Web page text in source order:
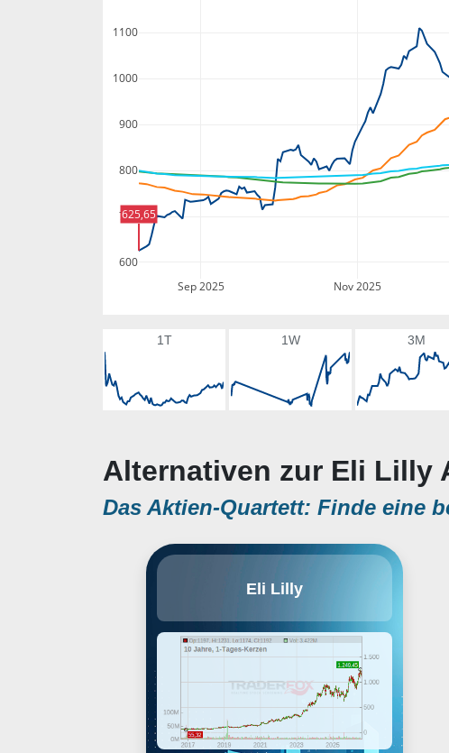
Sep 2025 Nov 2025
600
700
800
900
1000
1100
625,65
1T 1W 3M
Alternativen zur Eli Lilly
Das Aktien-Quartett: Finde eine
Eli Lilly
Pharmaunternehmen mit den
Neurowissenschaften,
Endokrinologie, Onkologie und
Immunologie. Zu Lillys
Schlüsselprodukten gehören
Alimta und Verzenio gegen Krebs;
Jardiance, Trulicity, Humalog und
Humulin gegen Diabetes; und
Taltz und Olumiant für die
Immunologie.